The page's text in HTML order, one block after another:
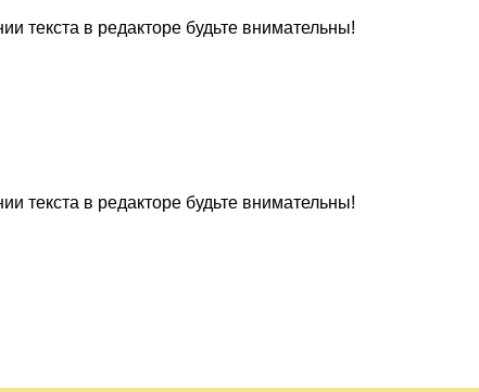
текста в редакторе будьте внимательны!
текста в редакторе будьте внимательны!